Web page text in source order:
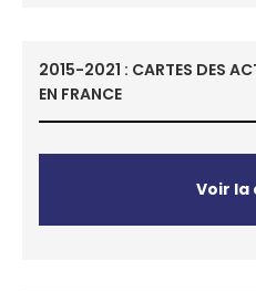
2015-2021 : CARTES DES
EN FRANCE
Voir la